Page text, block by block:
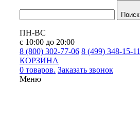
Поиск
ПН-ВС
с 10:00 до 20:00
8 (800) 302-77-06 8 (499) 348-15-11
КОРЗИНА
0 товаров. Заказать звонок
Меню